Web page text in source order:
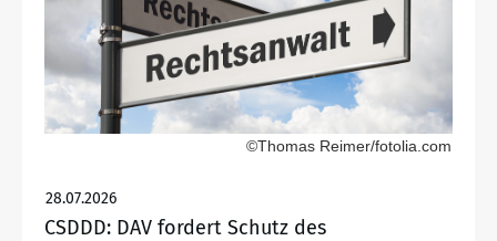
©Thomas Reimer/fotolia.com
28.07.2026
CSDDD: DAV fordert Schutz des